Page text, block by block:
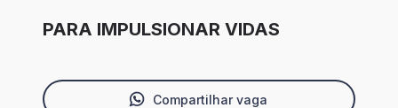
PARA IMPULSIONAR VIDAS
Compartilhar vaga